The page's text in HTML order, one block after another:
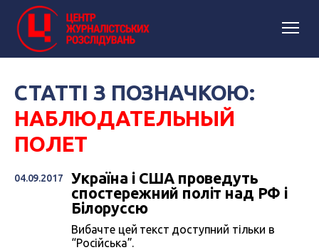
СТАТТІ З ПОЗНАЧКОЮ:
НАБЛЮДАТЕЛЬНЫЙ
ПОЛЕТ
04.09.2017
Україна і США проведуть
спостережний політ над РФ і
Білоруссю
Вибачте цей текст доступний тільки в
“Російська”.